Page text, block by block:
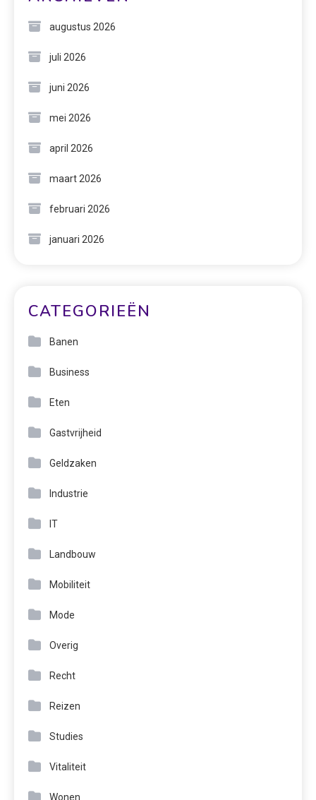
augustus 2026
juli 2026
juni 2026
mei 2026
april 2026
maart 2026
februari 2026
januari 2026
CATEGORIEËN
Banen
Business
Eten
Gastvrijheid
Geldzaken
Industrie
IT
Landbouw
Mobiliteit
Mode
Overig
Recht
Reizen
Studies
Vitaliteit
Wonen